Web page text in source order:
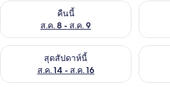
คืนนี้
ส.ค. 8 - ส.ค. 9
ตรวจสอบจำนวนห้องพักว่างในคืนนี้ ส.ค.
ตรวจส
สุดสัปดาห์นี้
ส.ค. 14 - ส.ค. 16
ตรวจสอบจำนวนห้องพักว่างในสุดสัปดาห์นี้
ตรวจส